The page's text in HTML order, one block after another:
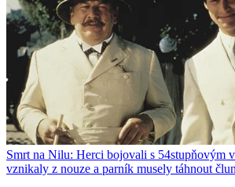
Smrt na Nilu: Herci bojovali s 54stupňovým
vznikaly z nouze a parník musely táhnout